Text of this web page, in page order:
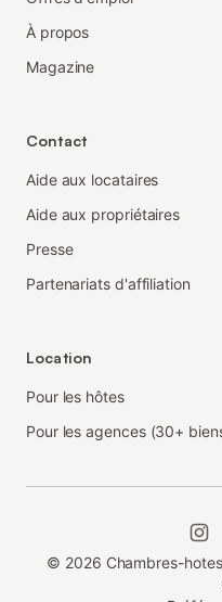
À propos
Magazine
Contact
Aide aux locataires
Aide aux propriétaires
Presse
Partenariats d'affiliation
Location
Pour les hôtes
Pour les agences (30+
© 2026 Chambres-